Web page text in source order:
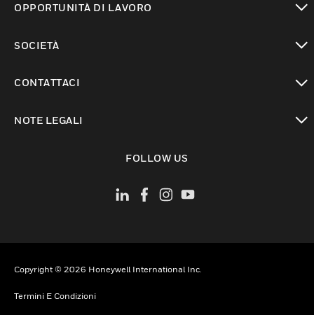
OPPORTUNITÀ DI LAVORO
SOCIETÀ
CONTATTACI
NOTE LEGALI
FOLLOW US
Copyright © 2026 Honeywell International Inc.
Termini E Condizioni